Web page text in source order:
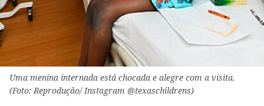
Uma menina internada está chocada e alegre com a visita.
(Foto: Reprodução/ Instagram @texaschildrens)